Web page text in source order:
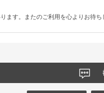
ます。またのご利用を心よりお待ち